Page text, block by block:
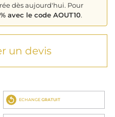
dès aujourd'hui. Pour
avec le code AOUT10.
un devis
ECHANGE GRATUIT